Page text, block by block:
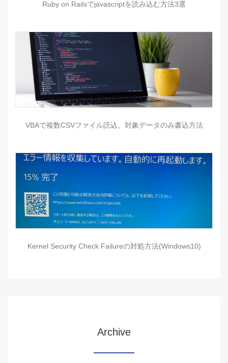
Ruby on Railsでjavascriptを読み込む方法3選
VBAで複数CSVファイル読込、対象データのみ書込方法
Kernel Security Check Failureの対処方法(Windows10)
Archive